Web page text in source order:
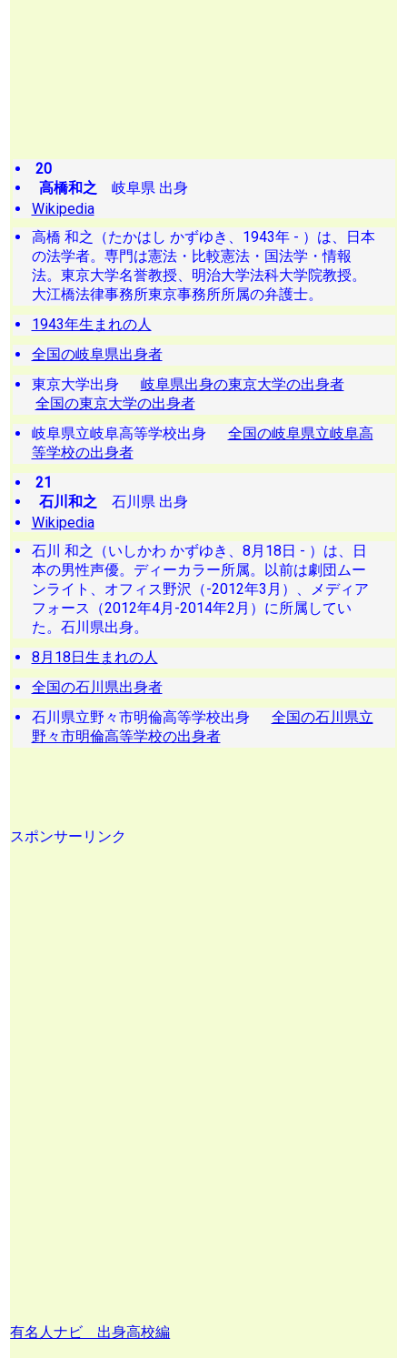
20
高橋和之 岐阜県 出身
Wikipedia
高橋 和之（たかはし かずゆき、1943年 - ）は、日本
の法学者。専門は憲法・比較憲法・国法学・情報
法。東京大学名誉教授、明治大学法科大学院教授。
大江橋法律事務所東京事務所所属の弁護士。
1943年生まれの人
全国の岐阜県出身者
東京大学出身 岐阜県出身の東京大学の出身者
全国の東京大学の出身者
岐阜県立岐阜高等学校出身 全国の岐阜県立岐阜高
等学校の出身者
21
石川和之 石川県 出身
Wikipedia
石川 和之（いしかわ かずゆき、8月18日 - ）は、日
本の男性声優。ディーカラー所属。以前は劇団ムー
ンライト、オフィス野沢（-2012年3月）、メディア
フォース（2012年4月-2014年2月）に所属してい
た。石川県出身。
8月18日生まれの人
全国の石川県出身者
石川県立野々市明倫高等学校出身 全国の石川県立
野々市明倫高等学校の出身者
スポンサーリンク
有名人ナビ 出身高校編